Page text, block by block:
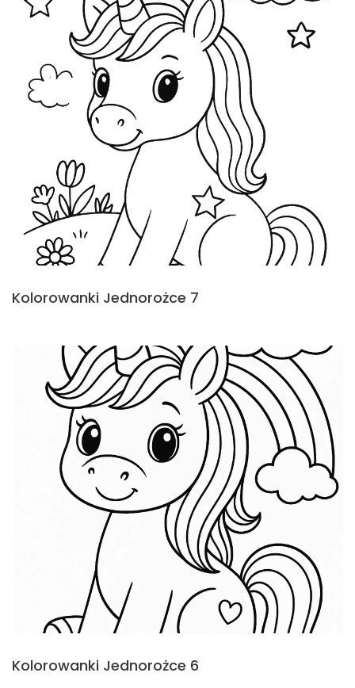
Kolorowanki Jednorożce 7
Kolorowanki Jednorożce 6